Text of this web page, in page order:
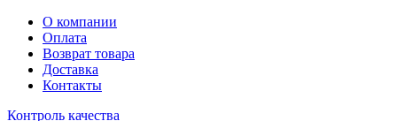
О компании
Оплата
Возврат товара
Доставка
Контакты
Контроль качества